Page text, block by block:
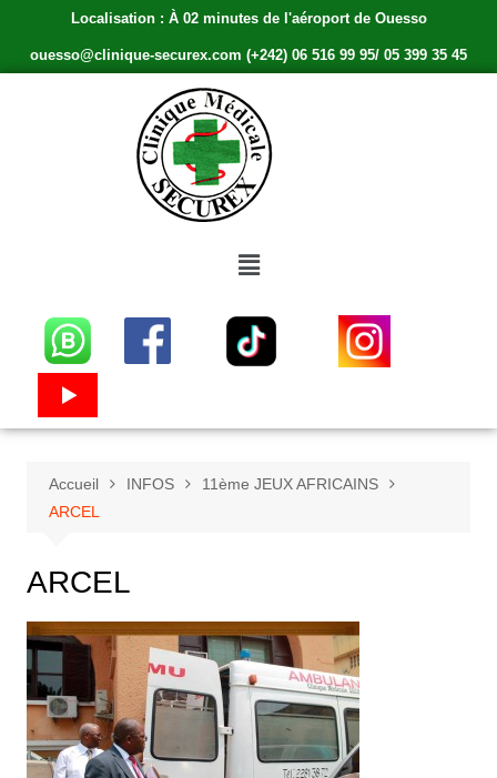
Localisation : À 02 minutes de l'aéroport de Ouesso
ouesso@clinique-securex.com (+242) 06 516 99 95/ 05 399 35 45
Accueil INFOS
11ème JEUX AFRICAINS
ARCEL
ARCEL